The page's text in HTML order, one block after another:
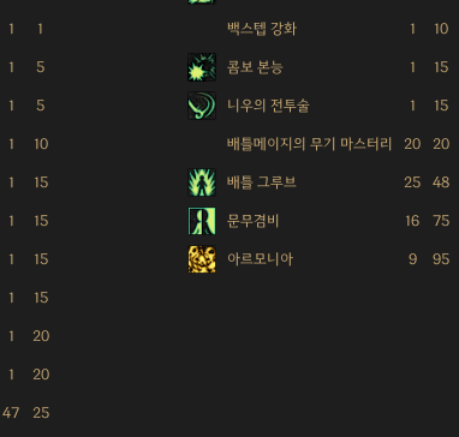
1 1
1 5
1 5
1 10
1 15
1 15
1 15
1 15
1 20
1 20
47 25
백스텝 강화 1 10
콤보 본능 1 15
니우의 전투술 1 15
배틀메이지의 무기 마스터리 20 20
배틀 그루브 25 48
문무겸비 16 75
아르모니아 9 95